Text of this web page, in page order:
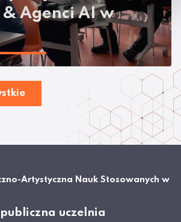
& Agenci AI w
Artystyczna Nauk Stosowanych w
uczelnia